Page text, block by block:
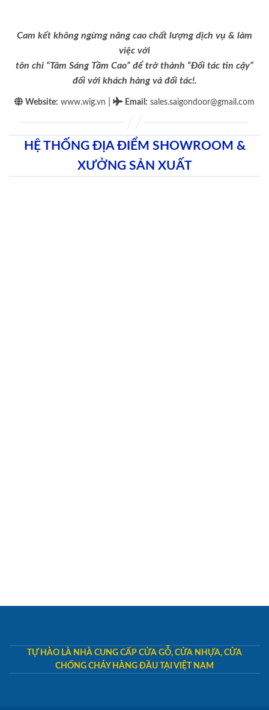
Cam kết không ngừng nâng cao chất lượng dịch vụ & làm
việc với
tôn chỉ “Tâm Sáng Tầm Cao” để trở thành “Đối tác tin cậy”
đối với khách hàng và đối tác!.
Website: www.wig.vn Email : sales.saigondoor@gmail.com
HỆ THỐNG ĐỊA ĐIỂM SHOWROOM &
XƯỞNG SẢN XUẤT
TỰ HÀO LÀ NHÀ CUNG CẤP CỬA GỖ, CỬA NHỰA, CỬA
CHỐNG CHÁY HÀNG ĐẦU TẠI VIỆT NAM